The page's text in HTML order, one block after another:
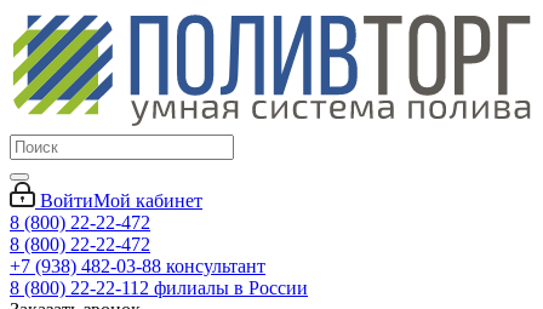
ВойтиМой кабинет
8 (800) 22-22-472
8 (800) 22-22-472
+7 (938) 482-03-88 консультант
8 (800) 22-22-112 филиалы в России